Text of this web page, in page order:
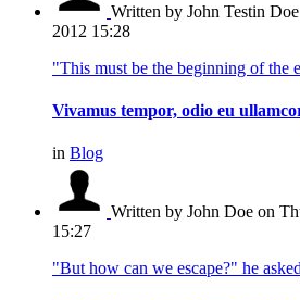
Written by John Testin Doe
2012 15:28
"This must be the beginning of the
Vivamus tempor, odio eu
in Blog
Written by John Doe on
15:27
"But how can we escape?" he